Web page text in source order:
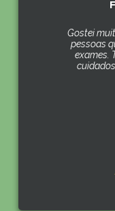
Gostei
pessoas
exames.